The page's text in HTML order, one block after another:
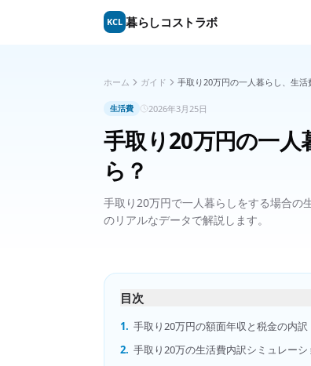
KCL 暮らしコストラボ
ホーム ガイド 手取り20万円の一人暮らし、生
生活費 2026年3月25日
手取り20万円の一人
ら？
手取り20万円で一人暮らしをする場合の
のリアルなデータで解説します。
目次
1. 手取り20万円の額面年収と税金の内訳
2. 手取り20万の生活費内訳シミュレーシ